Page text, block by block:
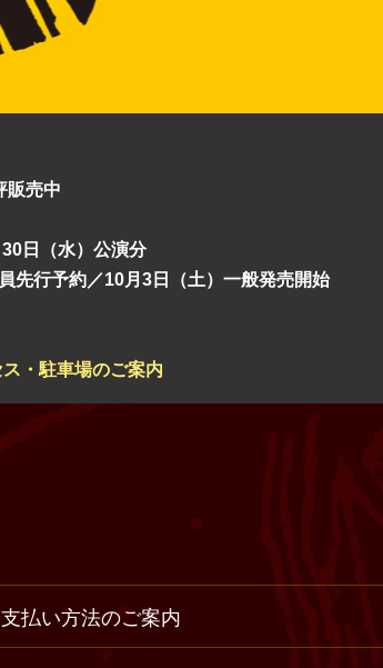
販売中
日（水）公演分
先行予約／10月3日（土）一般発売開始
・駐車場のご案内
払い方法のご案内